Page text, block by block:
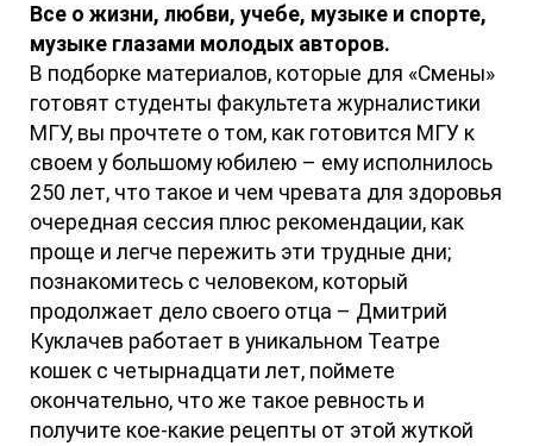
Все о жизни, любви, учебе, музыке и спорте,
музыке глазами молодых авторов.
В подборке материалов, которые для «Смены»
готовят студенты факультета журналистики
МГУ, вы прочтете о том, как готовится МГУ к
своем у большому юбилею – ему исполнилось
250 лет, что такое и чем чревата для здоровья
очередная сессия плюс рекомендации, как
проще и легче пережить эти трудные дни;
познакомитесь с человеком, который
продолжает дело своего отца – Дмитрий
Куклачев работает в уникальном Театре
кошек с четырнадцати лет, поймете
окончательно, что же такое ревность и
получите кое-какие рецепты от этой жуткой